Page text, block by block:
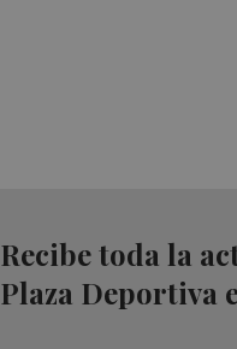
Recibe toda la
Plaza Deportiva